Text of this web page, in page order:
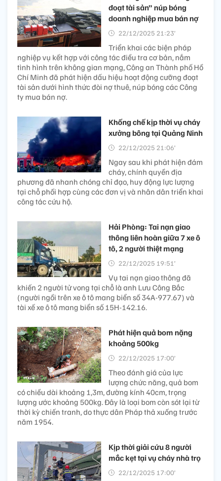
đoạt tài sản” núp bóng
doanh nghiệp mua bán nợ
22/12/2025 21:23’
Triển khai các biện pháp
nghiệp vụ kết hợp với công tác điều tra cơ bản, nắm
tình hình trên không gian mạng, Công an Thành phố Hồ
Chí Minh đã phát hiện dấu hiệu hoạt động cưỡng đoạt
tài sản dưới hình thức đòi nợ thuê, núp bóng các Công
ty mua bán nợ.
Khống chế kịp thời vụ cháy
xưởng bông tại Quảng Ninh
22/12/2025 21:06’
Ngay sau khi phát hiện đám
cháy, chính quyền địa
phương đã nhanh chóng chỉ đạo, huy động lực lượng
tại chỗ phối hợp cùng các đơn vị và nhân dân triển khai
công tác cứu hộ.
Hải Phòng: Tai nạn giao
thông liên hoàn giữa 7 xe ô
tô, 2 người thiệt mạng
22/12/2025 19:51’
Vụ tai nạn giao thông đã
khiến 2 người tử vong tại chỗ là anh Lưu Công Bắc
(người ngồi trên xe ô tô mang biển số 34A-977.67) và
tài xế xe ô tô mang biển số 15H-142.16.
Phát hiện quả bom nặng
khoảng 500kg
22/12/2025 17:00’
Theo đánh giá của lực
lượng chức năng, quả bom
có chiều dài khoảng 1,3m, đường kính 40cm, trọng
lượng ước khoảng 500kg. Đây là loại bom còn sót lại từ
thời kỳ chiến tranh, do thực dân Pháp thả xuống trước
năm 1954.
Kịp thời giải cứu 8 người
mắc kẹt tại vụ cháy nhà trọ
22/12/2025 17:00’